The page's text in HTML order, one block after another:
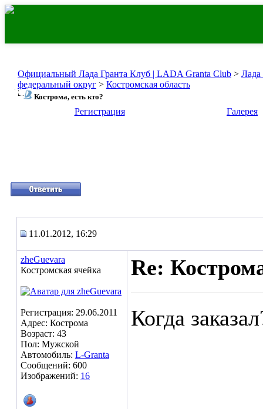
Официальный Лада Гранта Клуб | LADA Granta Club > Лада
федеральный округ > Костромская область
Кострома, есть кто?
Регистрация Галерея
11.01.2012, 16:29
zheGuevara
Костромская ячейка
Регистрация: 29.06.2011
Адрес: Кострома
Возраст: 43
Пол: Мужской
Автомобиль: L-Granta
Сообщений: 600
Изображений: 16
Re:
Когда